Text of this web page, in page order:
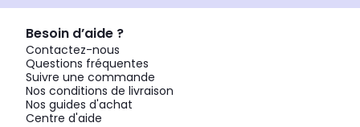
Besoin d’aide ?
Contactez-nous
Questions fréquentes
Suivre une commande
Nos conditions de livraison
Nos guides d'achat
Centre d'aide